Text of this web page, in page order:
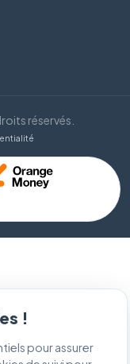
réservés.
!
pour assurer